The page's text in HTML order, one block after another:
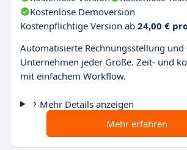
Kostenlose Demoversion
Kostenpflichtige Version ab 24,00 €
Automatisierte Rechnungsstellung
Unternehmen jeder Größe. Zeit- und
mit einfachem Workflow.
Mehr Details anzeigen
Mehr erfahren